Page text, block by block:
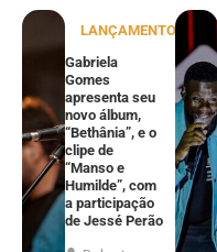
LANÇAMENTOS
Gabriela
Gomes
apresenta seu
novo álbum,
“Bethânia”, e o
clipe de
“Manso e
Humilde”, com
a participação
de Jessé Perão